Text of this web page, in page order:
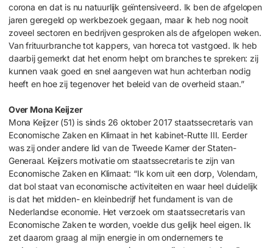
corona en dat is nu natuurlijk geïntensiveerd. Ik ben de afgelopen
jaren geregeld op werkbezoek gegaan, maar ik heb nog nooit
zoveel sectoren en bedrijven gesproken als de afgelopen weken.
Van frituurbranche tot kappers, van horeca tot vastgoed. Ik heb
daarbij gemerkt dat het enorm helpt om branches te spreken: zij
kunnen vaak goed en snel aangeven wat hun achterban nodig
heeft en hoe zij tegenover het beleid van de overheid staan.”
Over Mona Keijzer
Mona Keijzer (51) is sinds 26 oktober 2017 staatssecretaris van
Economische Zaken en Klimaat in het kabinet-Rutte III. Eerder
was zij onder andere lid van de Tweede Kamer der Staten-
Generaal. Keijzers motivatie om staatssecretaris te zijn van
Economische Zaken en Klimaat: “Ik kom uit een dorp, Volendam,
dat bol staat van economische activiteiten en waar heel duidelijk
is dat het midden- en kleinbedrijf het fundament is van de
Nederlandse economie. Het verzoek om staatssecretaris van
Economische Zaken te worden, voelde dus gelijk heel eigen. Ik
zet daarom graag al mijn energie in om ondernemers te